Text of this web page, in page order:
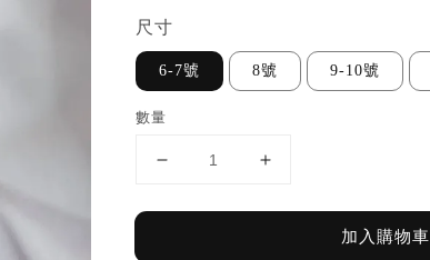
尺寸
6-7號 8號 9-10號
數量
加入購物車